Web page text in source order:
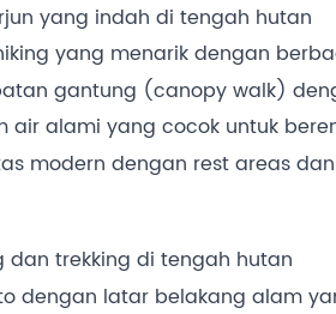
yang indah di tengah hutan
yang menarik dengan
gantung (canopy walk)
air alami yang cocok untuk
modern dengan rest areas
dan trekking di tengah hutan
dengan latar belakang alam